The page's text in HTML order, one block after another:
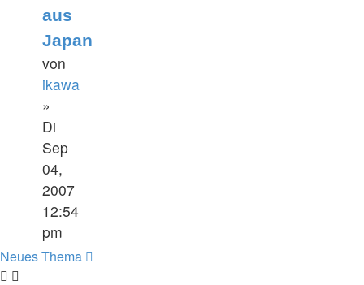
aus
Japan
von
ikawa
»
Di
Sep
04,
2007
12:54
pm
Neues Thema